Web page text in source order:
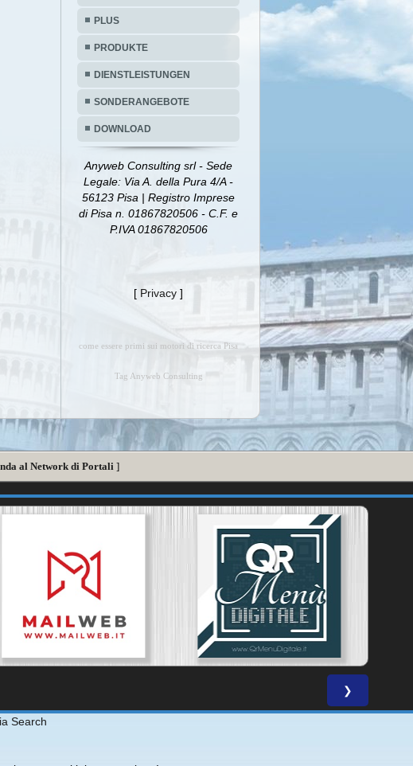
PLUS
PRODUKTE
DIENSTLEISTUNGEN
SONDERANGEBOTE
DOWNLOAD
Anyweb Consulting srl - Sede
Legale: Via A. della Pura 4/A -
56123 Pisa | Registro Imprese
di Pisa n. 01867820506 - C.F. e
P.IVA 01867820506
[ Privacy ]
come essere primi sui motori di ricerca Pisa
Tag Anyweb Consulting
al Network di Portali]
❯
Search